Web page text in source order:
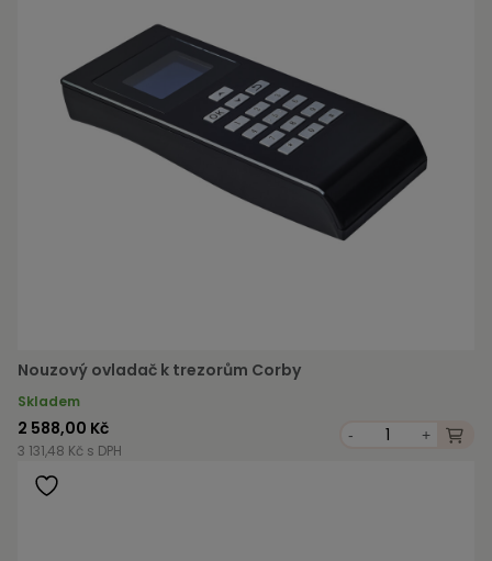
Nouzový ovladač k trezorům Corby
Skladem
2 588,00 Kč
3 131,48 Kč s DPH
- +